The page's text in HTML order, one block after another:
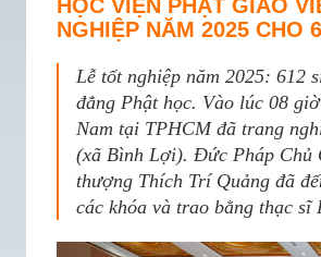
HỌC VIỆN PHẬT GIÁO
NGHIỆP NĂM 2025 CHO
Lễ tốt nghiệp năm 2025: 612
đẳng Phật học. Vào lúc 08
Nam tại TPHCM đã trang
(xã Bình Lợi). Đức Pháp Chủ
thượng Thích Trí Quảng đã
các khóa và trao bằng thạc